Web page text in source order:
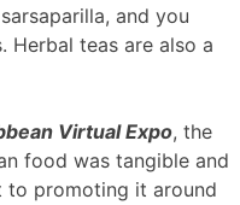
and you
Herbal teas are also a
Virtual Expo, the
food was tangible and
to promoting it around